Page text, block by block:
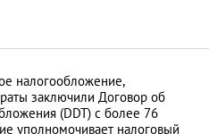
налогообложение,
заключили Договор об
(DDT) с более 76
уполномочивает налоговый